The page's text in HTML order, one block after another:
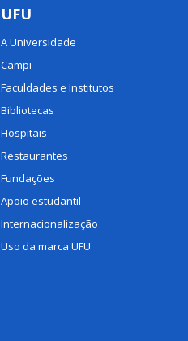
UFU
A Universidade
Campi
Faculdades e Institutos
Bibliotecas
Hospitais
Restaurantes
Fundações
Apoio estudantil
Internacionalização
Uso da marca UFU